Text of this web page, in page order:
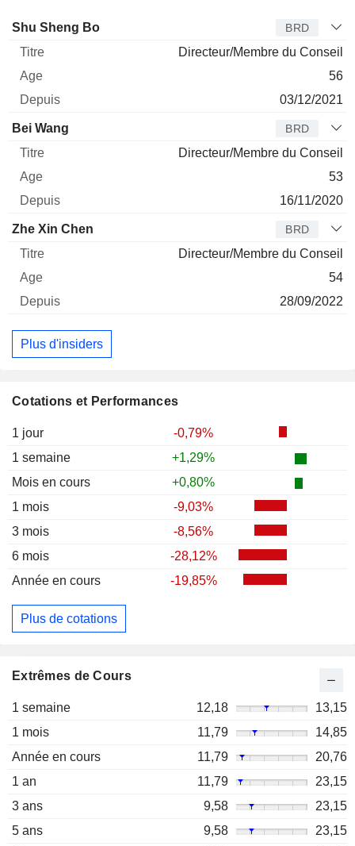
Cotations et Performances
1 jour
-0,79%
1 semaine
+1,29%
Mois en cours
+0,80%
1 mois
-9,03%
3 mois
-8,56%
6 mois
-28,12%
Année en cours
-19,85%
Plus de cotations
Extrêmes de Cours
1 semaine 12,18
13,15
1 mois
11,79
14,85
Année en cours
11,79
20,76
1 an
11,79
23,15
3 ans
9,58
23,15
5 ans
9,58
23,15
Administrateur
Shu Sheng Bo BRD
Directeur/Membre du Conseil
56
03/12/2021
Bei Wang BRD
Directeur/Membre du Conseil
53
16/11/2020
Zhe Xin Chen BRD
Directeur/Membre du Conseil
54
28/09/2022
Plus d'insiders